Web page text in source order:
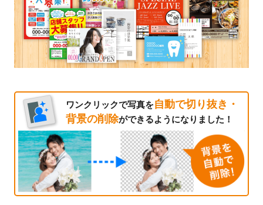
ワンクリックで写真を自動で切り抜き・
背景の削除ができるようになりました！